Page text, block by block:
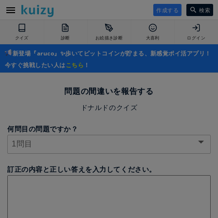
作成する 検索
クイズ 診断 お絵描き診断 大喜利 ログイン
新登場『aruco』✨歩いてビットコインが貯まる、新感覚ポイ活アプリ！
今すぐ挑戦したい人はこちら ！
問題の間違いを報告する
ドナルドのクイズ
何問目の問題ですか？
訂正の内容と正しい答えを入力してください。